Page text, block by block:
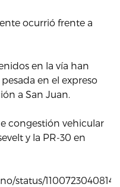
ocurrió frente a
en la vía han
en el expreso
a San Juan.
congestión vehicular
y la PR-30 en
status/